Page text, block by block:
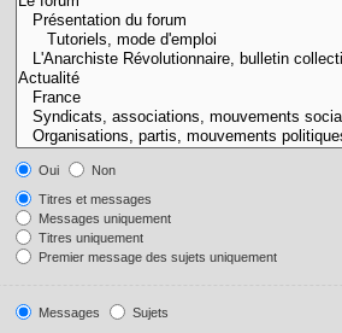
Oui
Non
Titres et messages
Messages uniquement
Titres uniquement
Premier message des sujets uniquement
Messages Sujets